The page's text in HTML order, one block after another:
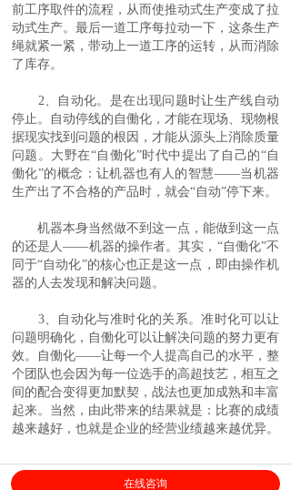
前工序取件的流程，从而使推动式生产变成了拉
动式生产。最后一道工序每拉动一下，这条生产
绳就紧一紧，带动上一道工序的运转，从而消除
了库存。
2、自动化。是在出现问题时让生产线自动
停止。自动停线的自働化，才能在现场、现物根
据现实找到问题的根因，才能从源头上消除质量
问题。大野在“自働化”时代中提出了自己的“自
働化”的概念：让机器也有人的智慧——当机器
生产出了不合格的产品时，就会“自动”停下来。
机器本身当然做不到这一点，能做到这一点
的还是人——机器的操作者。其实，“自働化”不
同于“自动化”的核心也正是这一点，即由操作机
器的人去发现和解决问题。
3、自动化与准时化的关系。准时化可以让
问题明确化，自働化可以让解决问题的努力更有
效。自働化——让每一个人提高自己的水平，整
个团队也会因为每一位选手的高超技艺，相互之
间的配合变得更加默契，战法也更加成熟和丰富
起来。当然，由此带来的结果就是：比赛的成绩
越来越好，也就是企业的经营业绩越来越优异。
在线咨询